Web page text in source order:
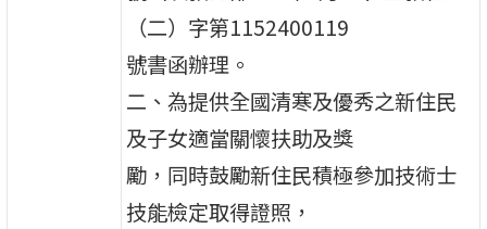
（二）字第1152400119
號書函辦理。
二、為提供全國清寒及優秀之新住民
及子女適當關懷扶助及獎
勵，同時鼓勵新住民積極參加技術士
技能檢定取得證照，